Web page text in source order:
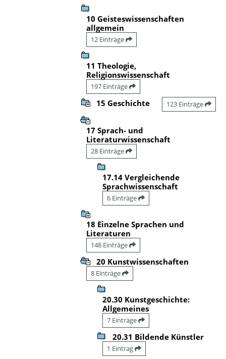
10 Geisteswissenschaften
allgemein
12 Einträge
11 Theologie,
Religionswissenschaft
197 Einträge
15 Geschichte 123 Einträge
17 Sprach- und
Literaturwissenschaft
28 Einträge
17.14 Vergleichende
Sprachwissenschaft
6 Einträge
18 Einzelne Sprachen und
Literaturen
148 Einträge
20 Kunstwissenschaften
8 Einträge
20.30 Kunstgeschichte:
Allgemeines
7 Einträge
20.31 Bildende Künstler
1 Eintrag